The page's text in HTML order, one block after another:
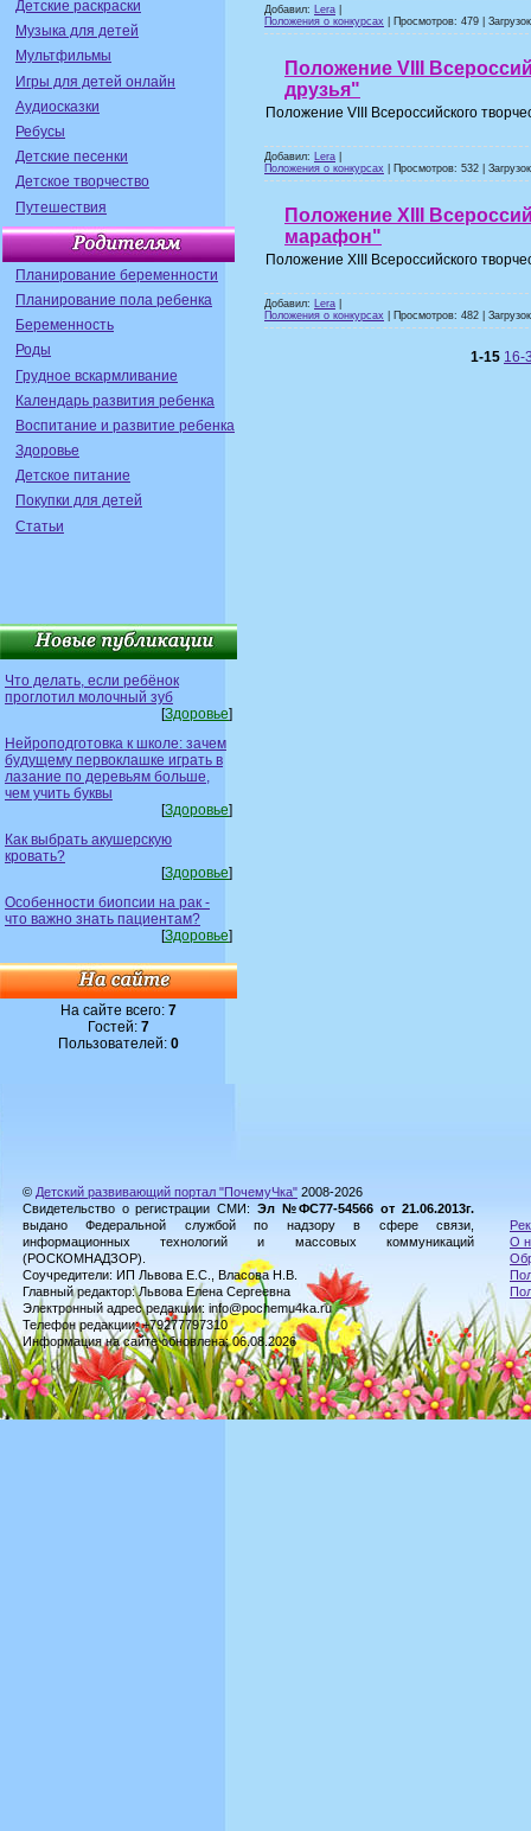
Детские раскраски
Музыка для детей
Мультфильмы
Игры для детей онлайн
Аудиосказки
Ребусы
Детские песенки
Детское творчество
Путешествия
Планирование беременности
Планирование пола ребенка
Беременность
Роды
Грудное вскармливание
Календарь развития ребенка
Воспитание и развитие ребенка
Здоровье
Детское питание
Покупки для детей
Статьи
Что делать, если ребёнок
проглотил молочный зуб
[Здоровье]
Нейроподготовка к школе: зачем
будущему первоклашке играть в
лазание по деревьям больше,
чем учить буквы
[Здоровье]
Как выбрать акушерскую
кровать?
[Здоровье]
Особенности биопсии на рак -
что важно знать пациентам?
[Здоровье]
На сайте всего: 7
Гостей: 7
Пользователей: 0
Добавил: Lera
Положения о конкурсах | Просмотров: 479 |
Положение VIII
друзья"
Положение VIII Всероссийского
Добавил: Lera
Положения о конкурсах | Просмотров: 532 |
Положение XIII
марафон"
Положение XIII Всероссийского
Добавил: Lera
Положения о конкурсах | Просмотров: 482 |
1-15 16-
© Детский развивающий портал "ПочемуЧка" 2008-2026
Свидетельство о регистрации СМИ: Эл №ФС77-54566 от 21.06.2013г.
выдано Федеральной службой по надзору в сфере связи,
информационных технологий и массовых коммуникаций
(РОСКОМНАДЗОР).
Соучредители: ИП Львова Е.С., Власова Н.В.
Главный редактор: Львова Елена Сергеевна
Электронный адрес редакции: info@pochemu4ka.ru
Телефон редакции: +79277797310
Информация на сайте обновлена: 06.08.2026
О